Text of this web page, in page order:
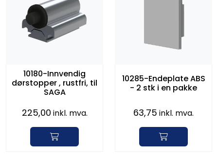
10180-Innvendig
dørstopper , rustfri, til
SAGA
225,00 inkl. mva.
10285-Endeplate ABS
- 2 stk i en pakke
63,75 inkl. mva.